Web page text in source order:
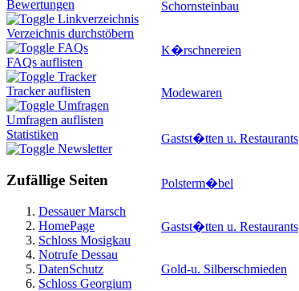
Bewertungen
Linkverzeichnis
Verzeichnis durchstöbern
FAQs
FAQs auflisten
Tracker
Tracker auflisten
Umfragen
Umfragen auflisten
Statistiken
Newsletter
Zufällige Seiten
Dessauer Marsch
HomePage
Schloss Mosigkau
Notrufe Dessau
DatenSchutz
Schloss Georgium
Schornsteinbau
K�rschnereien
Modewaren
Gastst�tten u. Restaurants
Polsterm�bel
Gastst�tten u. Restaurants
Gold-u. Silberschmieden